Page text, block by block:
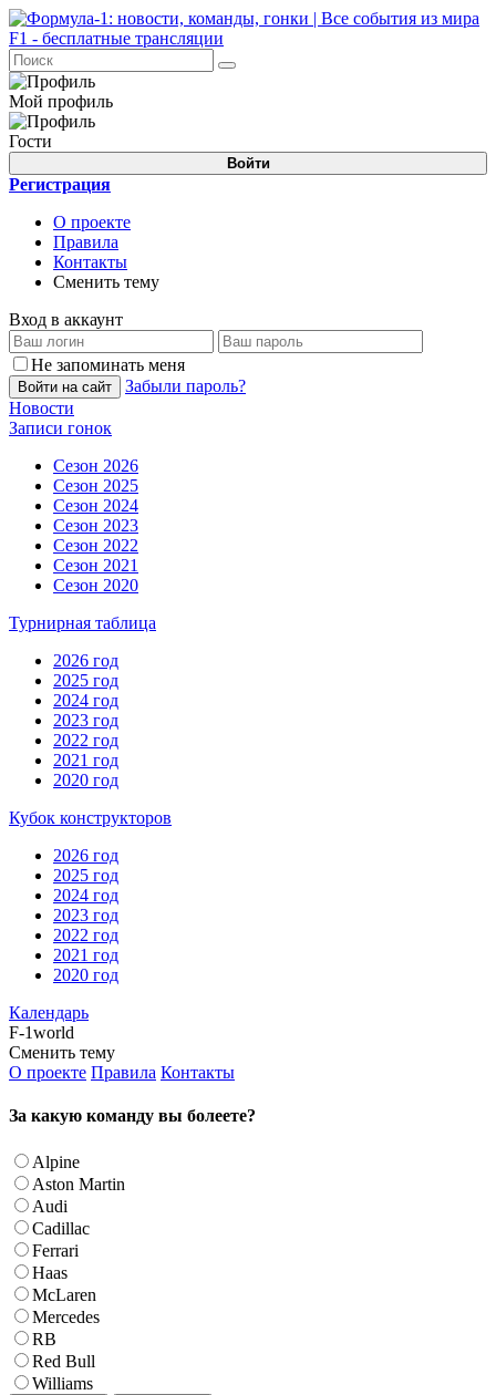
Мой профиль
Гости
Войти
Регистрация
О проекте
Правила
Контакты
Сменить тему
Вход в аккаунт
Не запоминать меня
Войти на сайт
Забыли пароль?
Новости
Записи гонок
Сезон 2026
Сезон 2025
Сезон 2024
Сезон 2023
Сезон 2022
Сезон 2021
Сезон 2020
Турнирная таблица
2026 год
2025 год
2024 год
2023 год
2022 год
2021 год
2020 год
Кубок конструкторов
2026 год
2025 год
2024 год
2023 год
2022 год
2021 год
2020 год
Календарь
F-1world
Сменить тему
О проекте Правила Контакты
За какую команду вы болеете?
Alpine
Aston Martin
Audi
Cadillac
Ferrari
Haas
McLaren
Mercedes
RB
Red Bull
Williams